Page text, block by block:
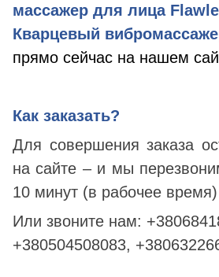
массажер для лица
Кварцевый
прямо сейчас на нашем
Как заказать?
Для совершения заказа
на сайте – и мы
10 минут (в рабочее время)
Или звоните нам:
+380504508083,